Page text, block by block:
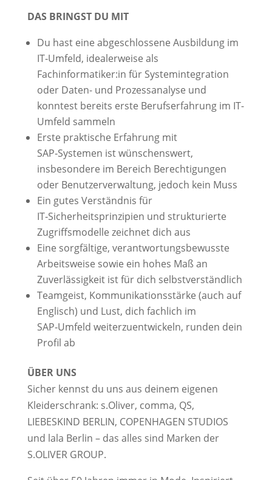
DAS BRINGST DU MIT
Du hast eine abgeschlossene Ausbildung im
IT‑Umfeld, idealerweise als
Fachinformatiker:in für Systemintegration
oder Daten- und Prozessanalyse und
konntest bereits erste Berufserfahrung im IT-
Umfeld sammeln
Erste praktische Erfahrung mit
SAP‑Systemen ist wünschenswert,
insbesondere im Bereich Berechtigungen
oder Benutzerverwaltung, jedoch kein Muss
Ein gutes Verständnis für
IT‑Sicherheitsprinzipien und strukturierte
Zugriffsmodelle zeichnet dich aus
Eine sorgfältige, verantwortungsbewusste
Arbeitsweise sowie ein hohes Maß an
Zuverlässigkeit ist für dich selbstverständlich
Teamgeist, Kommunikationsstärke (auch auf
Englisch) und Lust, dich fachlich im
SAP‑Umfeld weiterzuentwickeln, runden dein
Profil ab
ÜBER UNS
Sicher kennst du uns aus deinem eigenen
Kleiderschrank: s.Oliver, comma, QS,
LIEBESKIND BERLIN, COPENHAGEN STUDIOS
und lala Berlin – das alles sind Marken der
S.OLIVER GROUP.